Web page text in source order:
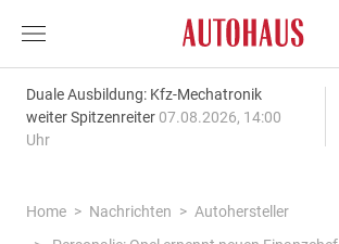
Duale Ausbildung: Kfz-Mechatronik
weiter Spitzenreiter 07.08.2026, 14:00
Uhr
Home Nachrichten
Autohersteller